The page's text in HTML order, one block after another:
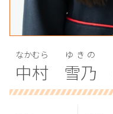
中村
なかむら
雪乃
ゆきの